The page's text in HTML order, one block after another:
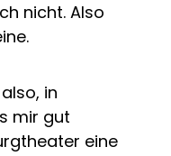
nicht. Also
in
mir gut
eine